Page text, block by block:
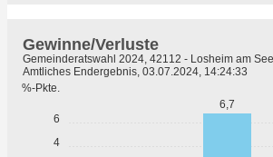
4
6
%-Pkte.
6,7
Gewinne/Verluste
Gemeinderatswahl 2024, 42112 - Losheim am See
Amtliches Endergebnis, 03.07.2024, 14:24:33